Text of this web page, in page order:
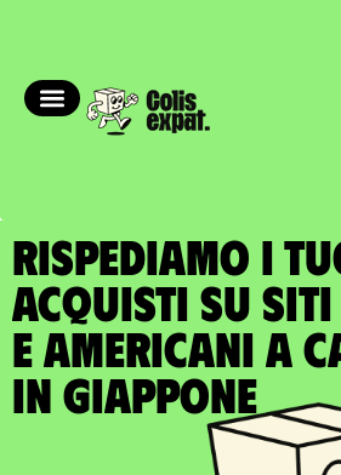
RISPEDIAMO I
ACQUISTI SU
E AMERICANI A
in Giappone